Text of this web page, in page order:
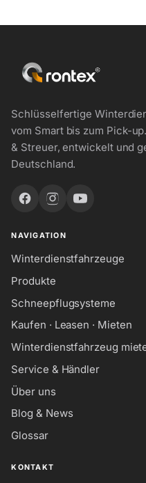
Schlüsselfertige
vom Smart bis zum Pick-
& Streuer, entwickelt und
Deutschland.
NAVIGATION
Winterdienstfahrzeuge
Produkte
Schneepflugsysteme
Kaufen · Leasen · Mieten
Winterdienstfahrzeug
Service & Händler
Über uns
Blog & News
Glossar
KONTAKT